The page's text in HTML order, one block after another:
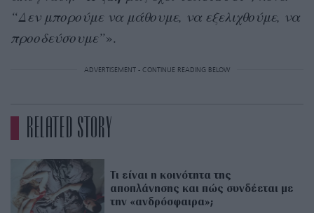
“Δεν μπορούμε να μάθουμε, να εξελιχθούμε, να
προοδεύσουμε”».
ADVERTISEMENT - CONTINUE READING BELOW
RELATED STORY
Τι είναι η κοινότητα της
αποπλάνησης και πώς συνδέεται με
την «ανδρόσφαιρα»;